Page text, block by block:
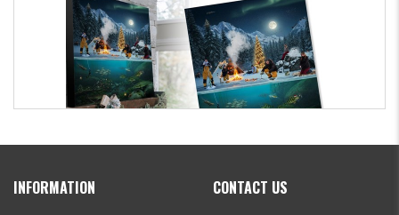
€154.60
INFORMATION CONTACT US